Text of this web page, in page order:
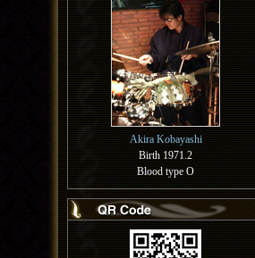
Akira Kobayashi
Birth 1971.2
Blood type O